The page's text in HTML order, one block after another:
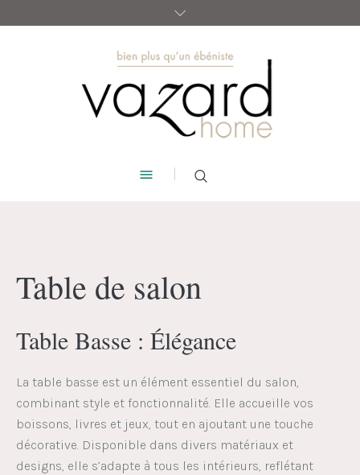
Table de salon
Table Basse : Élégance
La table basse est un élément essentiel du salon,
combinant style et fonctionnalité. Elle accueille vos
boissons, livres et jeux, tout en ajoutant une touche
décorative. Disponible dans divers matériaux et
designs, elle s’adapte à tous les intérieurs, reflétant